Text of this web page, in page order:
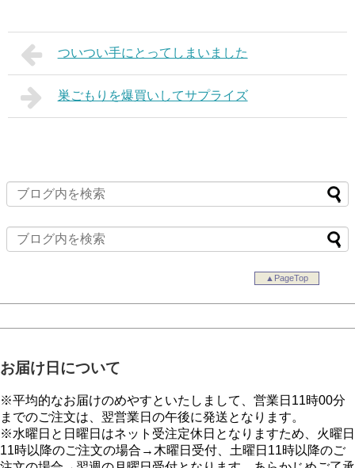
ついつい手にとってしまいました
巣ごもりを爆買いしてサプライズ
▲PageTop
お届け日について
※平均的なお届けのめやすといたしまして、営業日11時00分
までのご注文は、翌営業日の午後に発送となります。
※水曜日と日曜日はネット受注定休日となりますため、火曜日
11時以降のご注文の場合→木曜日受付、土曜日11時以降のご